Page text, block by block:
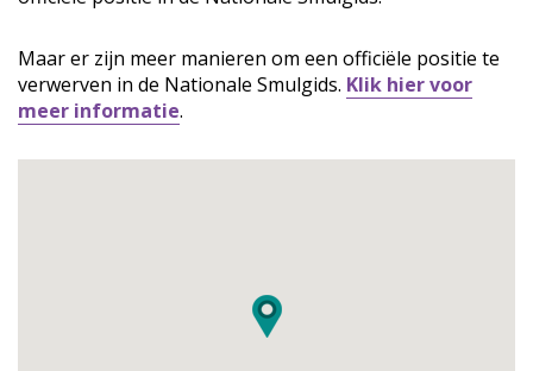
Maar er zijn meer manieren om een officiële positie te
verwerven in de Nationale Smulgids. Klik hier voor
meer informatie.